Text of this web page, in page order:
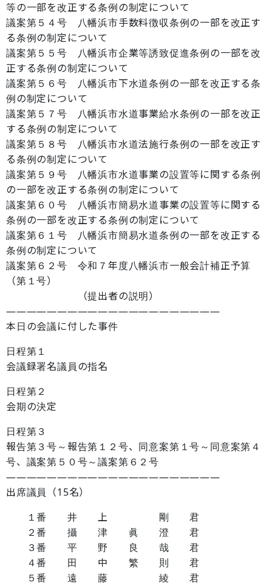
等の一部を改正する条例の制定について
議案第５４号 八幡浜市手数料徴収条例の一部を改正す
る条例の制定について
議案第５５号 八幡浜市企業等誘致促進条例の一部を改
正する条例の制定について
議案第５６号 八幡浜市下水道条例の一部を改正する条
例の制定について
議案第５７号 八幡浜市水道事業給水条例の一部を改正
する条例の制定について
議案第５８号 八幡浜市水道法施行条例の一部を改正す
る条例の制定について
議案第５９号 八幡浜市水道事業の設置等に関する条例
の一部を改正する条例の制定について
議案第６０号 八幡浜市簡易水道事業の設置等に関する
条例の一部を改正する条例の制定について
議案第６１号 八幡浜市簡易水道条例の一部を改正する
条例の制定について
議案第６２号 令和７年度八幡浜市一般会計補正予算
（第１号）
（提出者の説明）
―――――――――――――――――――――
本日の会議に付した事件
日程第１
会議録署名議員の指名
日程第２
会期の決定
日程第３
報告第３号～報告第１２号、同意案第１号～同意案第４
号、議案第５０号～議案第６２号
―――――――――――――――――――――
出席議員（15名）
１番 井 上 剛 君
２番 攝 津 眞 澄 君
３番 平 野 良 哉 君
４番 田 中 繁 則 君
５番 遠 藤 綾 君